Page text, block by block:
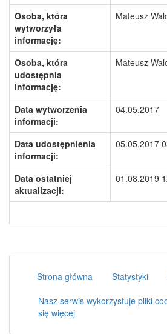
Osoba, która
wytworzyła
informację:
Mateusz
Osoba, która
udostępnia
informację:
Mateusz
Data wytworzenia
informacji:
04.05.2017
Data udostępnienia
informacji:
05.05.2017
Data ostatniej
aktualizacji:
01.08.2019
Strona główna Statystyki
Nasz serwis wykorzystuje pliki
się więcej